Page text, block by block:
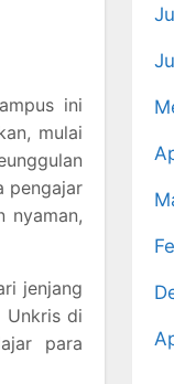
ini
mulai
pengajar
nyaman,
jenjang
Unkris di
para